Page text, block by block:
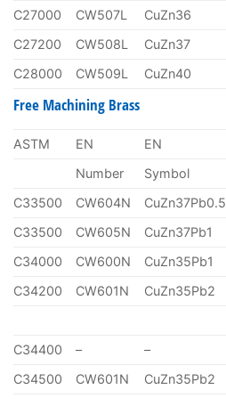
C27000
CW507L CuZn36
C27200
CW508L CuZn37
C28000
CW509L CuZn40
Free Machining Brass
ASTM EN EN
Number
Symbol
C33500
CW604N CuZn37Pb0.5
C33500
CW605N CuZn37Pb1
C34000
CW600N CuZn35Pb1
C34200
CW601N CuZn35Pb2
C34400 – –
C34500
CW601N CuZn35Pb2